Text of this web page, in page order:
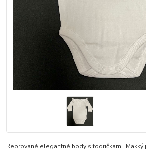
Rebrované elegantné body s fodričkami. Mäkký